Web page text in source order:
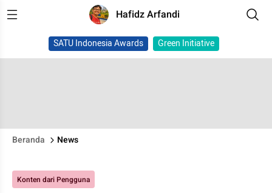
Hafidz Arfandi
SATU Indonesia Awards Green Initiative
Beranda News
Konten dari Pengguna